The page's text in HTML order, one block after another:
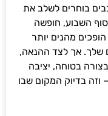
בוחרים לשלב את
השבוע, חופשה
מהנים יותר
שלך. אך לצד ההנאה,
בטוחה, יציבה
וזה בדיוק המקום שבו